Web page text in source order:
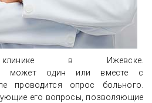
клинике в Ижевске.
может один или вместе с
проводится опрос больного.
его вопросы, позволяющие